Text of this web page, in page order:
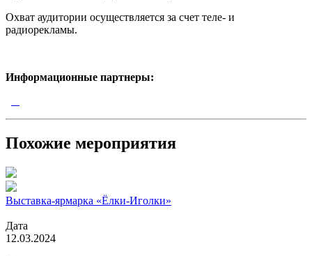
Охват аудитории осуществляется за счет теле- и
радиорекламы.
Информационные партнеры:
Похожие мероприятия
Выставка-ярмарка «Ёлки-Иголки»
Дата
12.03.2024